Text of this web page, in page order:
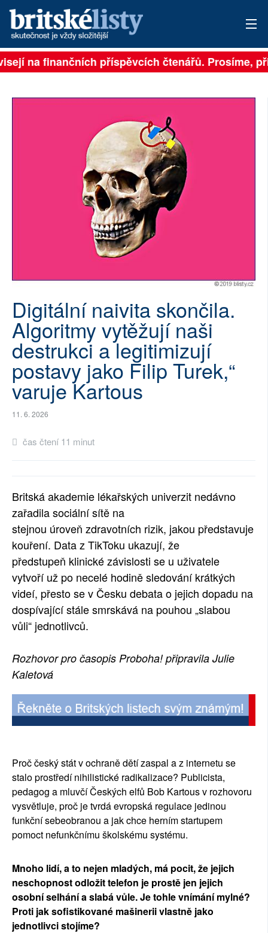
PŘIHLÁSIT
NEJČTENĚJŠÍ ZA 7 DNÍ
PŘÍSPĚVKY NA PROVOZ
SOCIÁLNÍ SÍTĚ
RUBRIKY
PLNÁ VERZE STRÁNEK
na finančních příspěvcích čtenářů. Prosíme,
Digitální naivita skončila.
Algoritmy vytěžují naši
destrukci a legitimizují
postavy jako Filip Turek,“
varuje Kartous
11. 6. 2026
čas čtení 11 minut
Britskáakademie lékařských univerzit nedávno
zařadila sociálnísítě na
stejnou úroveň zdravotních rizik, jakou představuje
kouření. Data z TikToku ukazují, že
předstupeň klinickézávislosti se u uživatele
vytvoříuž po necelé hodiněsledováníkrátkých
videí, přesto se vČesku debata o jejich dopadu na
dospívajícístále smrskává na pouhou „slabou
vůli“ jednotlivců.
Rozhovor pro časopis Proboha! připravila Julie
Kaletová
Proč českýstát v ochranědětízaspal a z internetu se
stalo prostředínihilistické radikalizace? Publicista,
pedagog a mluvčí Českých elfů Bob Kartous v rozhovoru
vysvětluje, proč je tvrdáevropská regulace jedinou
funkčnísebeobranou a jak chce herním startupem
pomoct nefunkčnímu školskému systému.
Mnoho lidí, a to nejen mladých, má pocit,že jejich
neschopnost odložit telefon je prostě jen jejich
osobníselhánía slabávůle. Je tohle vnímánímylné?
Proti jak sofistikované mašinerii vlastně jako
jednotlivci stojíme?